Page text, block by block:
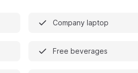
Company laptop
Free beverages